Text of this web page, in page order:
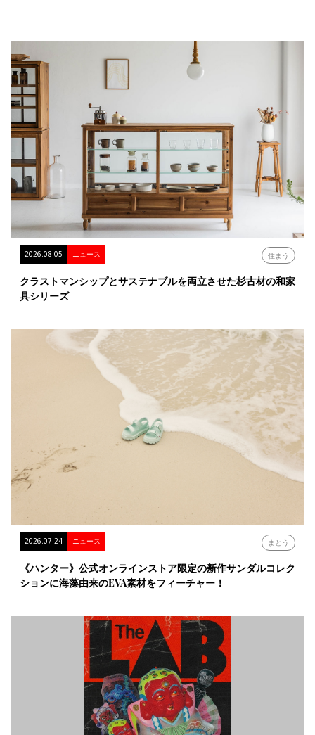
2026.08.05 ニュース 住まう
クラストマンシップとサステナブルを両立させた杉古材の和家
具シリーズ
2026.07.24 ニュース まとう
《ハンター》公式オンラインストア限定の新作サンダルコレク
ションに海藻由来のEVA素材をフィーチャー！